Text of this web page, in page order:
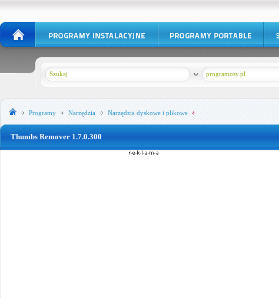
programosy.pl
w
Programy Narzędzia Narzędzia dyskowe i plikowe
Thumbs Remover 1.7.0.300